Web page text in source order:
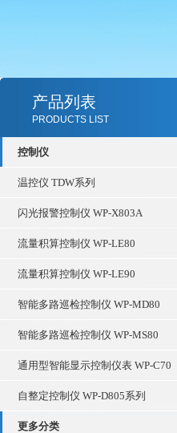
产品列表
PRODUCTS LIST
控制仪
温控仪 TDW系列
闪光报警控制仪 WP-X803A
流量积算控制仪 WP-LE80
流量积算控制仪 WP-LE90
智能多路巡检控制仪 WP-MD80
智能多路巡检控制仪 WP-MS80
通用型智能显示控制仪表 WP-C70
自整定控制仪 WP-D805系列
更多分类